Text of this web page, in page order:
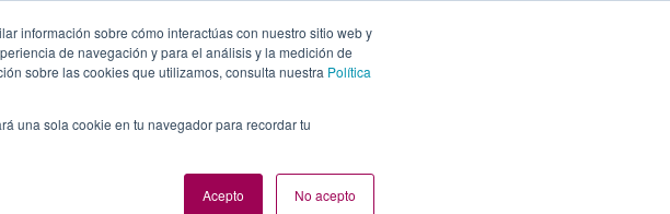
información sobre cómo interactúas con nuestro sitio web y
de navegación y para el análisis y la medición de
sobre las cookies que utilizamos, consulta nuestra Política
una sola cookie en tu navegador para recordar tu
Acepto No acepto
TE OFRECEMOS PLANES NUESTROS EVENTOS